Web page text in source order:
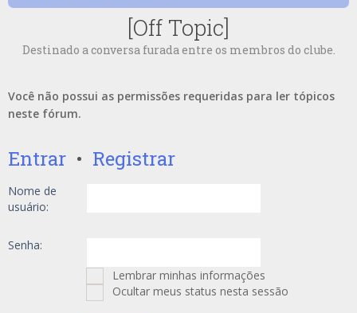
[Off Topic]
Destinado a conversa furada entre os membros do clube.
Você não possui as permissões requeridas para ler tópicos
neste fórum.
Entrar • Registrar
Nome de
usuário:
Senha:
Lembrar minhas informações
Ocultar meus status nesta sessão